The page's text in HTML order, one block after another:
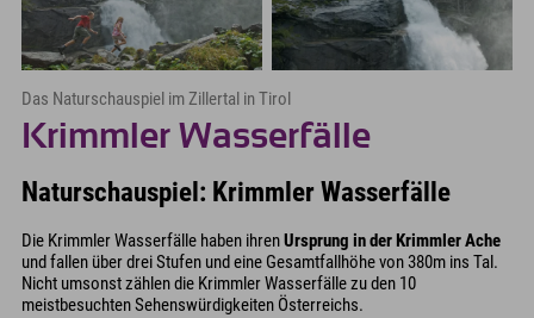
Das Naturschauspiel im Zillertal in Tirol
Krimmler Wasserfälle
Naturschauspiel: Krimmler Wasserfälle
Die Krimmler Wasserfälle haben ihrenUrsprung in der Krimmler Ache
und fallen über drei Stufen und eine Gesamtfallhöhe von 380m ins Tal.
Nicht umsonst zählen die Krimmler Wasserfälle zu den 10
meistbesuchten Sehenswürdigkeiten Österreichs.